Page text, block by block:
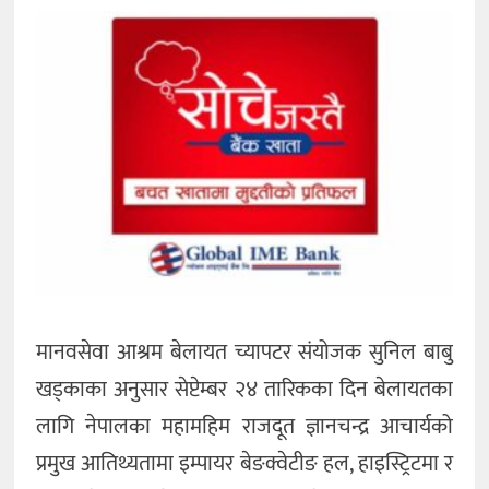
मानवसेवा आश्रम बेलायत च्यापटर संयोजक सुनिल बाबु
खड्काका अनुसार सेप्टेम्बर २४ तारिकका दिन बेलायतका
लागि नेपालका महामहिम राजदूत ज्ञानचन्द्र आचार्यको
प्रमुख आतिथ्यतामा इम्पायर बेङक्वेटीङ हल, हाइस्ट्रिटमा र